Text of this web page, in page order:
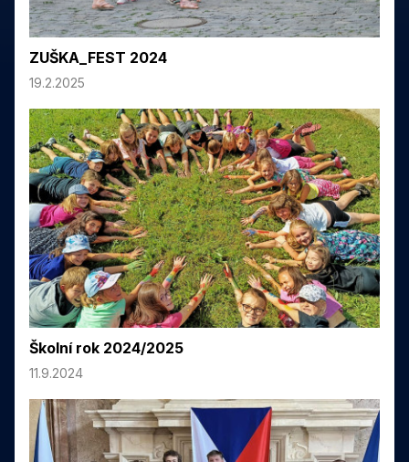
ZUŠKA_FEST 2024
19.2.2025
Školní rok 2024/2025
11.9.2024